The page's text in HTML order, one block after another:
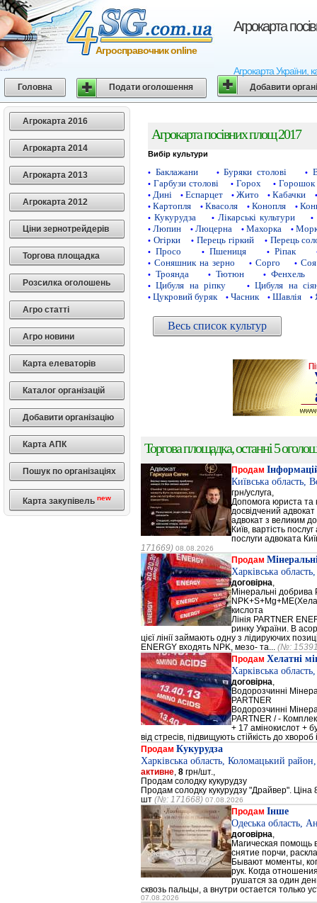
Агрокарта
Агрокарта України,
Агросправочник online
Головна Подати оголошення Добавити
Агрокарта 2016
Агрокарта 2014
Агрокарта 2013
Агрокарта 2012
Ціни зернотрейдерів
Торгова площадка
Розсилка оголошень
Агро статті
Агро новини
Карта елеваторів
Каталог організацій
Добавити організацію
Карта АПК
Пошук по організаціях
Карта закупівель new
Агрокарта посівних площ 2017
Вибір культури
• Баклажани • Буряки столові •
• Гарбузи столові • Горох • Горошок
• Дині • Еспарцет • Жито • Кабачки
•
• Картопля • Квасоля • Конопля •
• Кукурудза • Лікарські культури
•
• Люпин • Люцерна • Махорка •
• Огірки • Перець гіркий • Перець
• Просо • Пшениця • Ріпак
• Соняшник на зерно • Сорго • Соя
• Троянда • Тютюн • Фенхель
• Цибуля на ріпку • Цибуля на
• Цукровий буряк • Часник • Шавлія •
Весь список культур
Торгова площадка, останні 5
Продам
Київська область,
грн/услуга,
Допомога юриста та
досвідчений
адвокат з великим
Київ, вартість
послуги адвоката
171669) 08.08.2026
Продам
Харківська
договірна
Мінеральні добрива
кислота
Лінія PARTNER
ринку України. В
цієї лінії займають одну з лідируючих
ENERGY входять NPK, мезо- та... (№:
Продам Хелатні
Харківська
договірна
Водорозчинні
PARTNER
Водорозчинні
PARTNER / -
+ 17 амінокислот +
від стресів, підвищують стійкість до хвороб
Продам Кукурудза
Харківська область, Коломацький район,
активне 8 грн/шт.,
Продам солодку кукурудзу
Продам солодку кукурудзу "Драйвер". Ціна
шт (№: 171668) 07.08.2026
Продам Інше
Одеська область,
договірна
Магическая помощь
снятие порчи,
Бывают моменты,
рук. Когда
рушатся за один
сквозь пальцы, а внутри остается только
07.08.2026